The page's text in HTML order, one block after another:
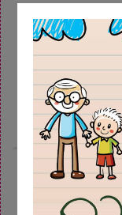
שומרים
של המים ולסכנה